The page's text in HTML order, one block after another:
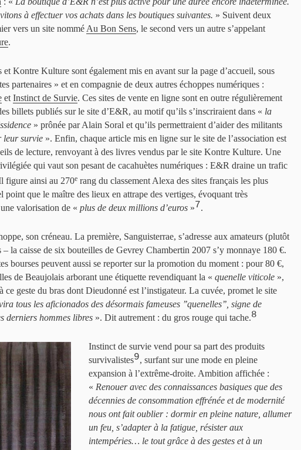
à effectuer vos achats dans les boutiques suivantes. » Suivent deux
vers un site nommé Au Bon Sens, le second vers un autre s’appelant
.
et Kontre Kulture sont également mis en avant sur la page d’accueil, sous
partenaires » et en compagnie de deux autres échoppes numériques :
et Instinct de Survie. Ces sites de vente en ligne sont en outre régulièrement
billets publiés sur le site d’E&R, au motif qu’ils s’inscriraient dans « la
» prônée par Alain Soral et qu’ils permettraient d’aider des militants
leur survie ». Enfin, chaque article mis en ligne sur le site de l’association est
de lecture, renvoyant à des livres vendus par le site Kontre Kulture. Une
qui vaut son pesant de cacahuètes numériques : E&R draine un trafic
figure ainsi au 270e rang du classement Alexa des sites français les plus
point que le maître des lieux en attrape des vertiges, évoquant très
valorisation de « plus de deux millions d’euros »7.
son créneau. La première, Sanguisterrae, s’adresse aux amateurs (plutôt
– la caisse de six bouteilles de Gevrey Chambertin 2007 s’y monnaye 180 €.
bourses peuvent aussi se reporter sur la promotion du moment : pour 80 €,
de Beaujolais arborant une étiquette revendiquant la « quenelle viticole »,
ce geste du bras dont Dieudonné est l’instigateur. La cuvée, promet le site
tous les aficionados des désormais fameuses ’’quenelles’’, signe de
derniers hommes libres ». Dit autrement : du gros rouge qui tache.8
Instinct de survie vend pour sa part des produits
survivalistes9, surfant sur une mode en pleine
expansion à l’extrême-droite. Ambition affichée :
« Renouer avec des connaissances basiques que des
décennies de consommation effrénée et de modernité
nous ont fait oublier : dormir en pleine nature, allumer
un feu, s’adapter à la fatigue, résister aux
intempéries… le tout grâce à des gestes et à un